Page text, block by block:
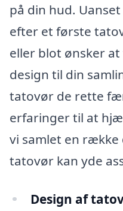
på din hud.
efter et første
eller blot ønsker
design til din
tatovør de rette
erfaringer til at
vi samlet en række
tatovør kan yde
Design af